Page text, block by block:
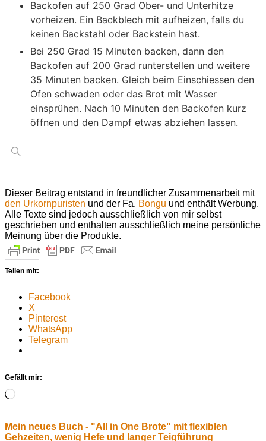
Backofen auf 250 Grad Ober- und Unterhitze
vorheizen. Ein Backblech mit aufheizen, falls du
keinen Backstahl oder Backstein hast.
Bei 250 Grad 15 Minuten backen, dann den
Backofen auf 200 Grad runterstellen und weitere
35 Minuten backen. Gleich beim Einschiessen den
Ofen schwaden oder das Brot mit Wasser
einsprühen. Nach 10 Minuten den Backofen kurz
öffnen und den Dampf etwas abziehen lassen.
Dieser Beitrag entstand in freundlicher Zusammenarbeit mit
den Urkornpuristen und der Fa. Bongu und enthält Werbung.
Alle Texte sind jedoch ausschließlich von mir selbst
geschrieben und enthalten ausschließlich meine persönliche
Meinung über die Produkte.
Teilen mit:
Facebook
X
Pinterest
WhatsApp
Telegram
Gefällt mir:
Wird
Mein neues Buch - "All in One Brote" mit flexiblen
Gehzeiten, wenig Hefe und langer Teigführung